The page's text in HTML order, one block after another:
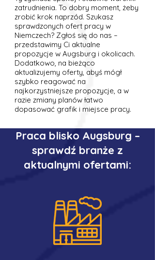
zatrudnienia. To dobry moment, żeby
zrobić krok naprzód. Szukasz
sprawdzonych ofert pracy w
Niemczech? Zgłoś się do nas –
przedstawimy Ci aktualne
propozycje w Augsburg i okolicach.
Dodatkowo, na bieżąco
aktualizujemy oferty, abyś mógł
szybko reagować na
najkorzystniejsze propozycje, a w
razie zmiany planów łatwo
dopasować grafik i miejsce pracy.
Praca blisko Augsburg –
sprawdź branże z
aktualnymi ofertami: